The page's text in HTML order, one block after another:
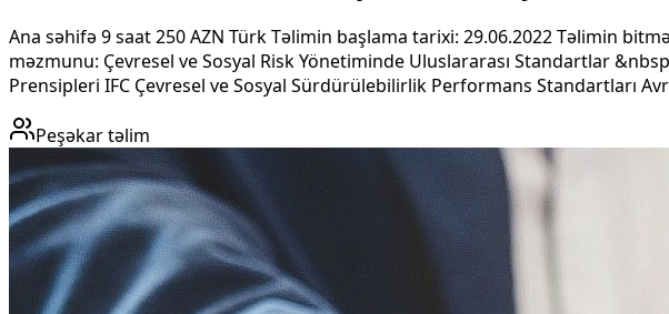
Ana səhifə 9 saat 250 AZN Türk Təlimin başlama tarixi: 29.06.2022 Təlimin
məzmunu: Çevresel ve Sosyal Risk Yönetiminde Uluslararası Standartlar
Prensipleri IFC Çevresel ve Sosyal Sürdürülebilirlik Performans Standartları
Peşəkar təlim